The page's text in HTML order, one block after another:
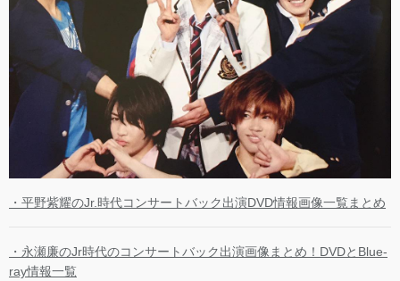
・平野紫耀のJr.時代コンサートバック出演DVD情報画像一覧まとめ
・永瀬廉のJr時代のコンサートバック出演画像まとめ！DVDとBlue-
ray情報一覧